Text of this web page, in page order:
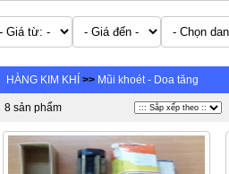
HÀNG KIM KHÍ >> Mũi khoét - Doa tăng
8 sản phẩm